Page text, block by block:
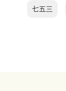
七五三